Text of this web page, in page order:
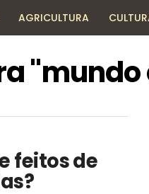
AGRICULTURA
feitos de